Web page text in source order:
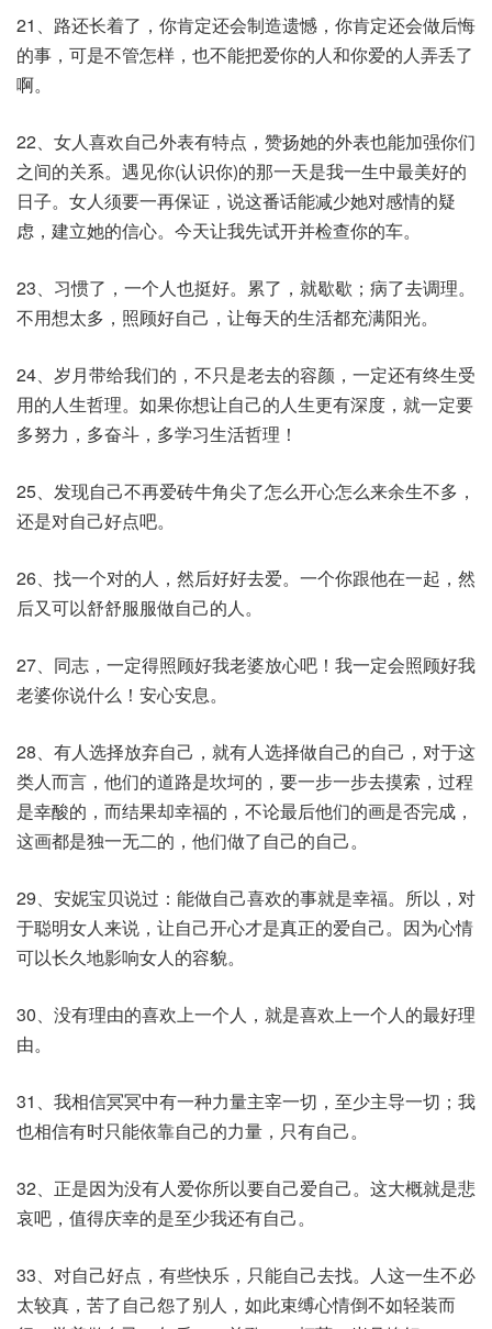
21、路还长着了，你肯定还会制造遗憾，你肯定还会做后悔
的事，可是不管怎样，也不能把爱你的人和你爱的人弄丢了
啊。
22、女人喜欢自己外表有特点，赞扬她的外表也能加强你们
之间的关系。遇见你(认识你)的那一天是我一生中最美好的
日子。女人须要一再保证，说这番话能减少她对感情的疑
虑，建立她的信心。今天让我先试开并检查你的车。
23、习惯了，一个人也挺好。累了，就歇歇；病了去调理。
不用想太多，照顾好自己，让每天的生活都充满阳光。
24、岁月带给我们的，不只是老去的容颜，一定还有终生受
用的人生哲理。如果你想让自己的人生更有深度，就一定要
多努力，多奋斗，多学习生活哲理！
25、发现自己不再爱砖牛角尖了怎么开心怎么来余生不多，
还是对自己好点吧。
26、找一个对的人，然后好好去爱。一个你跟他在一起，然
后又可以舒舒服服做自己的人。
27、同志，一定得照顾好我老婆放心吧！我一定会照顾好我
老婆你说什么！安心安息。
28、有人选择放弃自己，就有人选择做自己的自己，对于这
类人而言，他们的道路是坎坷的，要一步一步去摸索，过程
是幸酸的，而结果却幸福的，不论最后他们的画是否完成，
这画都是独一无二的，他们做了自己的自己。
29、安妮宝贝说过：能做自己喜欢的事就是幸福。所以，对
于聪明女人来说，让自己开心才是真正的爱自己。因为心情
可以长久地影响女人的容貌。
30、没有理由的喜欢上一个人，就是喜欢上一个人的最好理
由。
31、我相信冥冥中有一种力量主宰一切，至少主导一切；我
也相信有时只能依靠自己的力量，只有自己。
32、正是因为没有人爱你所以要自己爱自己。这大概就是悲
哀吧，值得庆幸的是至少我还有自己。
33、对自己好点，有些快乐，只能自己去找。人这一生不必
太较真，苦了自己怨了别人，如此束缚心情倒不如轻装而